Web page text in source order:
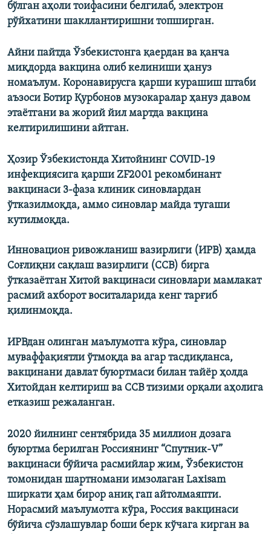
бўлган аҳоли тоифасини белгилаб, электрон
рўйхатини шакллантиришни топширган.
Айни пайтда Ўзбекистонга қаердан ва қанча
миқдорда вакцина олиб келиниши ҳануз
номаълум. Коронавирусга қарши курашиш штаби
аъзоси Ботир Қурбонов музокаралар ҳануз давом
этаётгани ва жорий йил мартда вакцина
келтирилишини айтган.
Ҳозир Ўзбекистонда Хитойнинг COVID-19
инфекциясига қарши ZF2001 рекомбинант
вакцинаси 3-фаза клиник синовлардан
ўтказилмоқда, аммо синовлар майда тугаши
кутилмоқда.
Инновацион ривожланиш вазирлиги (ИРВ) ҳамда
Соғлиқни сақлаш вазирлиги (ССВ) бирга
ўтказаётган Хитой вакцинаси синовлари мамлакат
расмий ахборот воситаларида кенг тарғиб
қилинмоқда.
ИРВдан олинган маълумотга кўра, синовлар
муваффақиятли ўтмоқда ва агар тасдиқланса,
вакцинани давлат буюртмаси билан тайёр ҳолда
Хитойдан келтириш ва ССВ тизими орқали аҳолига
етказиш режаланган.
2020 йилнинг сентябрида 35 миллион дозага
буюртма берилган Россиянинг “Спутник-V”
вакцинаси бўйича расмийлар жим, Ўзбекистон
томонидан шартномани имзолаган Laxisam
ширкати ҳам бирор аниқ гап айтолмаяпти.
Норасмий маълумотга кўра, Россия вакцинаси
бўйича сўзлашувлар боши берк кўчага кирган ва